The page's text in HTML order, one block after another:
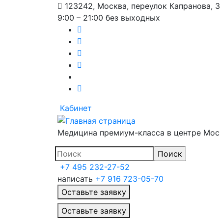
123242, Москва, переулок Капранова,
9:00 – 21:00 без выходных
Кабинет
Медицина премиум-класса в центре
+7 495 232-27-52
написать +7 916 723-05-70
Оставьте заявку
Главное меню
Оставьте заявку